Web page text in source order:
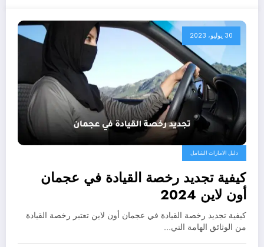
30 يوليو، 2023
دليل الامارات الشامل
كيفية تجديد رخصة القيادة في عجمان
أون لاين 2024
كيفية تجديد رخصة القيادة في عجمان أون لاين تعتبر رخصة القيادة
من الوثائق الهامة التي…